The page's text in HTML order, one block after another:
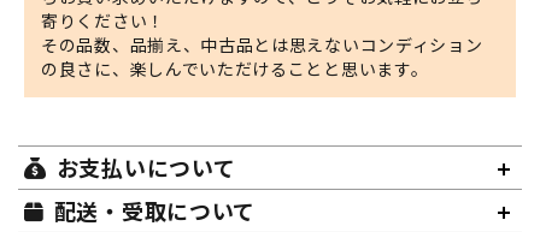
寄りください！
その品数、品揃え、中古品とは思えないコンディション
の良さに、楽しんでいただけることと思います。
お支払いについて
配送・受取について